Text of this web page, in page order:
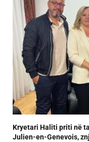
Kryetari Haliti priti në
Julien-en-Genevois,